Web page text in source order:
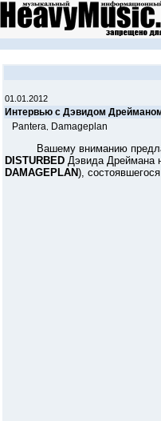
01.01.2012
Интервью с Дэвидом
Pantera Damageplan
Вашему вниманию
DISTURBED Дэвида Дреймана
DAMAGEPLAN),